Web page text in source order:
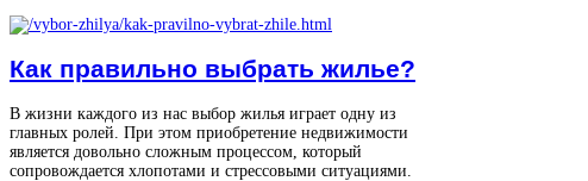
Как правильно выбрать жилье?
В жизни каждого из нас выбор жилья играет одну из
главных ролей. При этом приобретение недвижимости
является довольно сложным процессом, который
сопровождается хлопотами и стрессовыми ситуациями.